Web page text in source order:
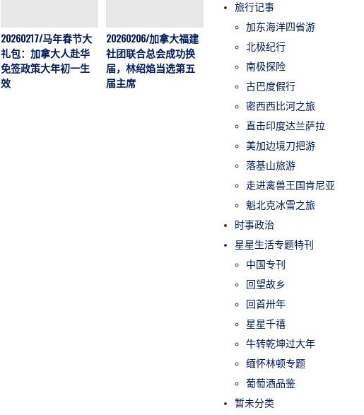
20260217/马年春节大
礼包：加拿大人赴华
免签政策大年初一生
效
20260206/加拿大福建
社团联合总会成功换
届，林绍焰当选第五
届主席
20260113/时代落幕！
运营33年的《明报》
加拿大版1月17日停
刊，永久关闭
旅行记事
加东海洋四省游
北极纪行
南极探险
古巴度假行
密西西比河之旅
直击印度达兰萨拉
美加边境刀把游
落基山旅游
走进禽兽王国肯尼亚
魁北克冰雪之旅
时事政治
星星生活专题特刊
中国专刊
回望故乡
回首卅年
星星千禧
牛转乾坤过大年
缅怀林顿专题
葡萄酒品鉴
暂未分类